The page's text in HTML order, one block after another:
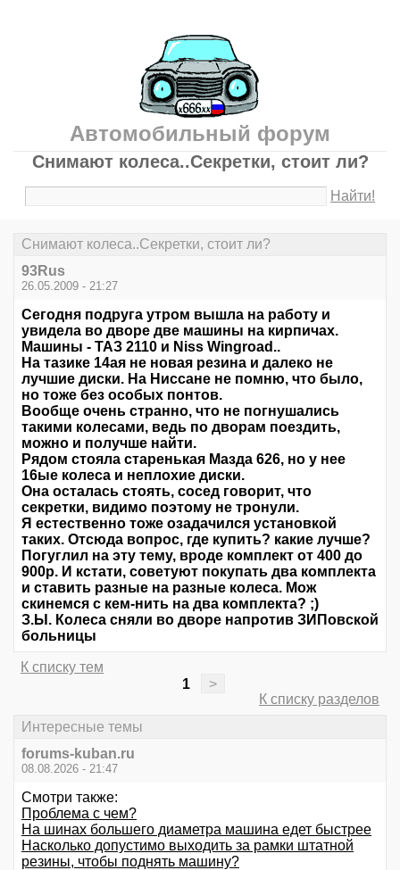
Автомобильный форум
Снимают колеса..Секретки, стоит ли?
Найти!
Снимают колеса..Секретки, стоит ли?
93Rus
26.05.2009 - 21:27
Сегодня подруга утром вышла на работу и
увидела во дворе две машины на кирпичах.
Машины - ТАЗ 2110 и Niss Wingroad..
На тазике 14ая не новая резина и далеко не
лучшие диски. На Ниссане не помню, что было,
но тоже без особых понтов.
Вообще очень странно, что не погнушались
такими колесами, ведь по дворам поездить,
можно и получше найти.
Рядом стояла старенькая Мазда 626, но у нее
16ые колеса и неплохие диски.
Она осталась стоять, сосед говорит, что
секретки, видимо поэтому не тронули.
Я естественно тоже озадачился установкой
таких. Отсюда вопрос, где купить? какие лучше?
Погуглил на эту тему, вроде комплект от 400 до
900р. И кстати, советуют покупать два комплекта
и ставить разные на разные колеса. Мож
скинемся с кем-нить на два комплекта? ;)
З.Ы. Колеса сняли во дворе напротив ЗИПовской
больницы
К списку тем
1
>
К списку разделов
Интересные темы
forums-kuban.ru
08.08.2026 - 21:47
Смотри также:
Проблема с чем?
На шинах большего диаметра машина едет быстрее
Насколько допустимо выходить за рамки штатной
резины, чтобы поднять машину?